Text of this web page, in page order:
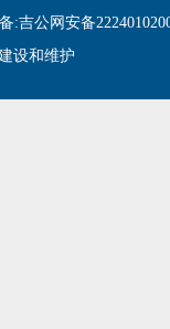
:吉公网安备
设和维护